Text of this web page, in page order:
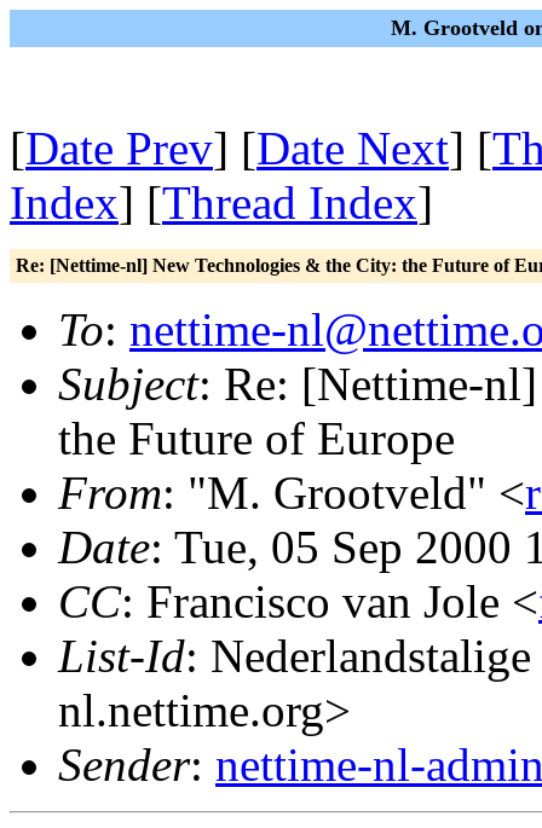
M. Grootveld
[Date Prev] [Date Next] [
Index] [Thread Index]
Re: [Nettime-nl] New Technologies & the City: the Future of
To: nettime-
Subject: Re: [Nettime-
the Future of Europe
From: "M. Grootveld" <
Date: Tue, 05 Sep 2000
CC: Francisco van Jole <
List-Id:
nl.nettime.org>
Sender: nettime-nl-